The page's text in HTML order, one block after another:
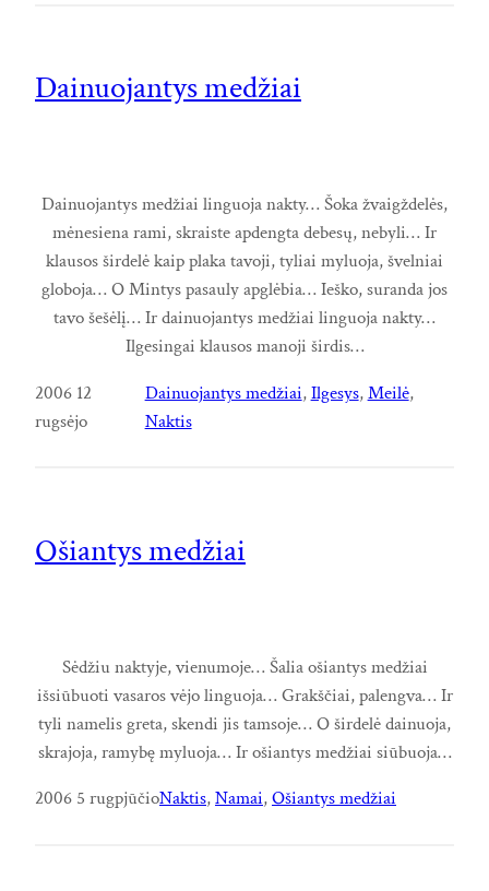
Dainuojantys medžiai
Dainuojantys medžiai linguoja nakty… Šoka žvaigždelės,
mėnesiena rami, skraiste apdengta debesų, nebyli… Ir
klausos širdelė kaip plaka tavoji, tyliai myluoja, švelniai
globoja… O Mintys pasauly apglėbia… Ieško, suranda jos
tavo šešėlį… Ir dainuojantys medžiai linguoja nakty…
Ilgesingai klausos manoji širdis…
2006 12
rugsėjo
Dainuojantys medžiai, Ilgesys, Meilė,
Naktis
Ošiantys medžiai
Sėdžiu naktyje, vienumoje… Šalia ošiantys medžiai
išsiūbuoti vasaros vėjo linguoja… Grakščiai, palengva… Ir
tyli namelis greta, skendi jis tamsoje… O širdelė dainuoja,
skrajoja, ramybę myluoja… Ir ošiantys medžiai siūbuoja…
2006 5 rugpjūčioNaktis, Namai, Ošiantys medžiai